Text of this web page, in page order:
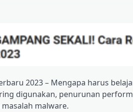
2023 – Mеngара hаruѕ
digunakan, penurunan
mаlwаrе.